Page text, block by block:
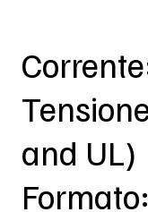
and UL)